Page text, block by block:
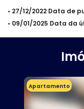
• 27/12/2022 Data de
• 09/01/2025 Data da
Apartamento